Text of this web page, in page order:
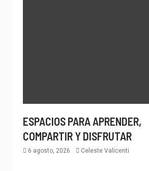
ESPACIOS PARA APRENDER,
COMPARTIR Y DISFRUTAR
6 agosto, 2026 Celeste Valicenti